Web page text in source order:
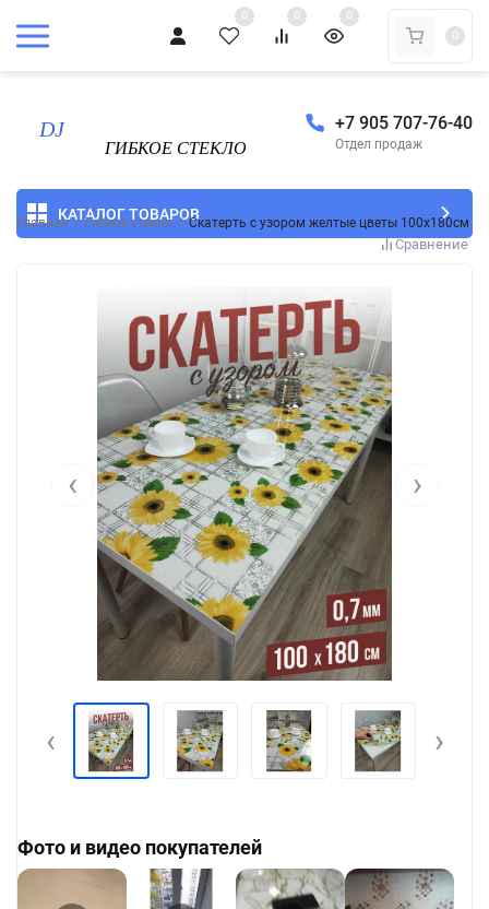
0 0
0
0
+7 905 707-76-40
Отдел продаж
КАТАЛОГ ТОВАРОВ
Главная / Гибкое стекло / Скатерть с узором желтые цветы 100x180см
Сравнение
‹ ›
‹ ›
Фото и видео покупателей